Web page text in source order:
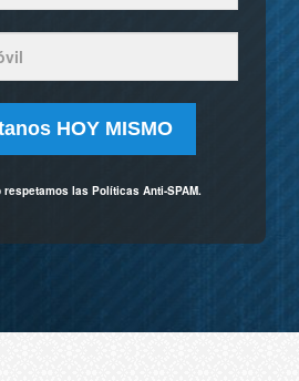
las Políticas Anti-SPAM.